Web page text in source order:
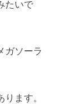
たいで
ガソーラ
ます。